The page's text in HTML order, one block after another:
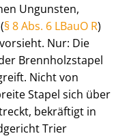
Ungunsten,
§ 8 Abs. 6 LBauO R)
Nur: Die
Brennholzstapel
Nicht von
Stapel sich über
bekräftigt in
Trier